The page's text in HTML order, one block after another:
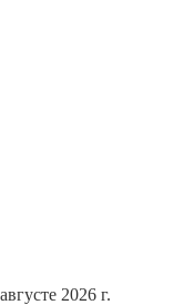
августе 2026 г.